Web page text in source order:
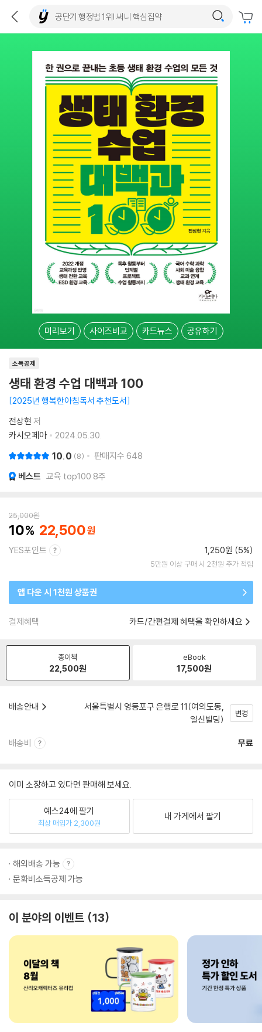
미리보기 사이즈비교 카드뉴스 공유하기
소득공제
생태 환경 수업 대백과 100
2025년 행복한아침독서 추천도서
전상현 저
카시오페아
2024.05.30.
10.0 8 판매지수 648
베스트 교육 top100 8주
25,000원
10 22,500
YES포인트 1,250원 (5%)
5만원 이상 구매 시 2천원 추가 적립
앱 다운 시 1천원 상품권
결제혜택 카드/간편결제 혜택을 확인하세요
종이책
22,500원
eBook
17,500원
배송안내
서울특별시 영등포구 은행로 11(여의도동,
일신빌딩)
변경
배송비 무료
이미 소장하고 있다면 판매해 보세요.
예스24에 팔기
최상 매입가 2,300원
내 가게에서 팔기
해외배송 가능
문화비소득공제 가능
이 분야의 이벤트 13